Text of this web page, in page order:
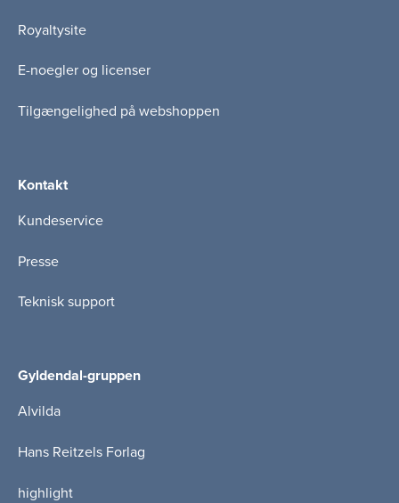
Royaltysite
E-noegler og licenser
Tilgængelighed på webshoppen
Kontakt
Kundeservice
Presse
Teknisk support
Gyldendal-gruppen
Alvilda
Hans Reitzels Forlag
highlight